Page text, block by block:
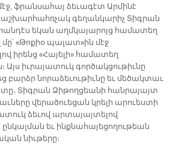
ֆրանսահայ ձեւագէտ Արմինէ
գեղանկարիչ Տիգրան
եկան աղմկայարոյց համատեղ
«Թոքիօ պալատ»ին մէջ
իրենց «Հայելի» համատեղ
Այս իւրայատուկ գործակցութիւնը
բարձր նորաձեւութիւնը եւ մեծակտաւ
Տիգրան Ձիթողցեանի հանրայայտ
վերածուեցան կրելի արուեստի
ձեւով արտայայտելով
ընկալման եւ ինքնահայեցողութեան
նիւթերը։